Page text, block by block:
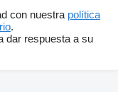
con nuestra política
.
dar respuesta a su